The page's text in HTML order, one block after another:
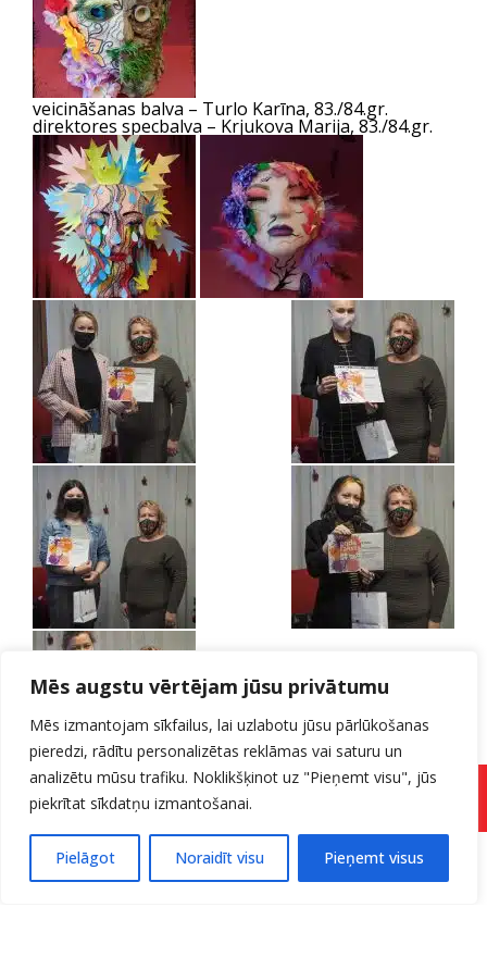
Mēs augstu vērtējam jūsu privātumu
Mēs izmantojam sīkfailus, lai uzlabotu jūsu pārlūkošanas
pieredzi, rādītu personalizētas reklāmas vai saturu un
analizētu mūsu trafiku. Noklikšķinot uz "Pieņemt visu", jūs
piekrītat sīkdatņu izmantošanai.
Pielāgot Noraidīt visu Pieņemt visus
Pieteikuma forma
veicināšanas balva – Turlo Karīna, 83./84.gr.
direktores specbalva – Krjukova Marija, 83./84.gr.